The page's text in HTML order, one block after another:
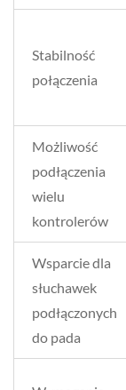
Stabilność
połączenia
Możliwość
podłączenia
wielu
kontrolerów
Wsparcie dla
słuchawek
podłączonych
do pada